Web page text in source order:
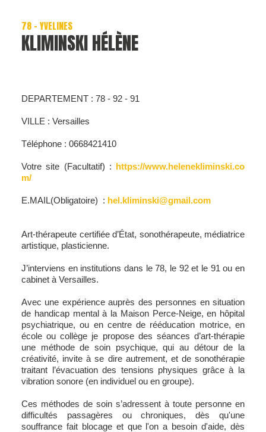
78 - YVELINES
KLIMINSKI HÉLÈNE
DEPARTEMENT : 78 - 92 - 91
VILLE : Versailles
Téléphone : 0668421410
Votre site (Facultatif) : https://www.helenekliminski.co
m/
E.MAIL(Obligatoire) : hel.kliminski@gmail.com
Art-thérapeute certifiée d’État, sonothérapeute, médiatrice
artistique, plasticienne.
J’interviens en institutions dans le 78, le 92 et le 91 ou en
cabinet à Versailles.
Avec une expérience auprès des personnes en situation
de handicap mental à la Maison Perce-Neige, en hôpital
psychiatrique, ou en centre de rééducation motrice, en
école ou collège je propose des séances d’art-thérapie
une méthode de soin psychique, qui au détour de la
créativité, invite à se dire autrement, et de sonothérapie
traitant l’évacuation des tensions physiques grâce à la
vibration sonore (en individuel ou en groupe).
Ces méthodes de soin s’adressent à toute personne en
difficultés passagères ou chroniques, dès qu'une
souffrance fait blocage et que l'on a besoin d'aide, dès